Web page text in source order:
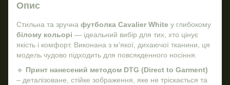
Опис
Стильна та зручна футболка Cavalier White у глибокому
білому кольорі — ідеальний вибір для тих, хто цінує
якість і комфорт. Виконана з м’якої, дихаючої тканини, ця
модель чудово підходить для повсякденного носіння.
🔹 Принт нанесений методом DTG (Direct to Garment)
– деталізоване, стійке зображення, яке не тріскається та